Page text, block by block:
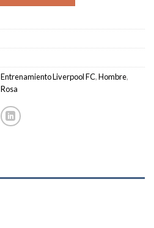
Entrenamiento Liverpool FC,Hombre,
Rosa